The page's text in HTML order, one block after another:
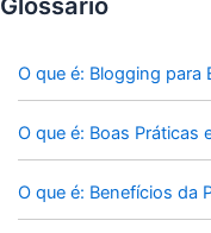
Glossário
O que é: Blogging para
O que é: Boas Práticas
O que é: Benefícios da